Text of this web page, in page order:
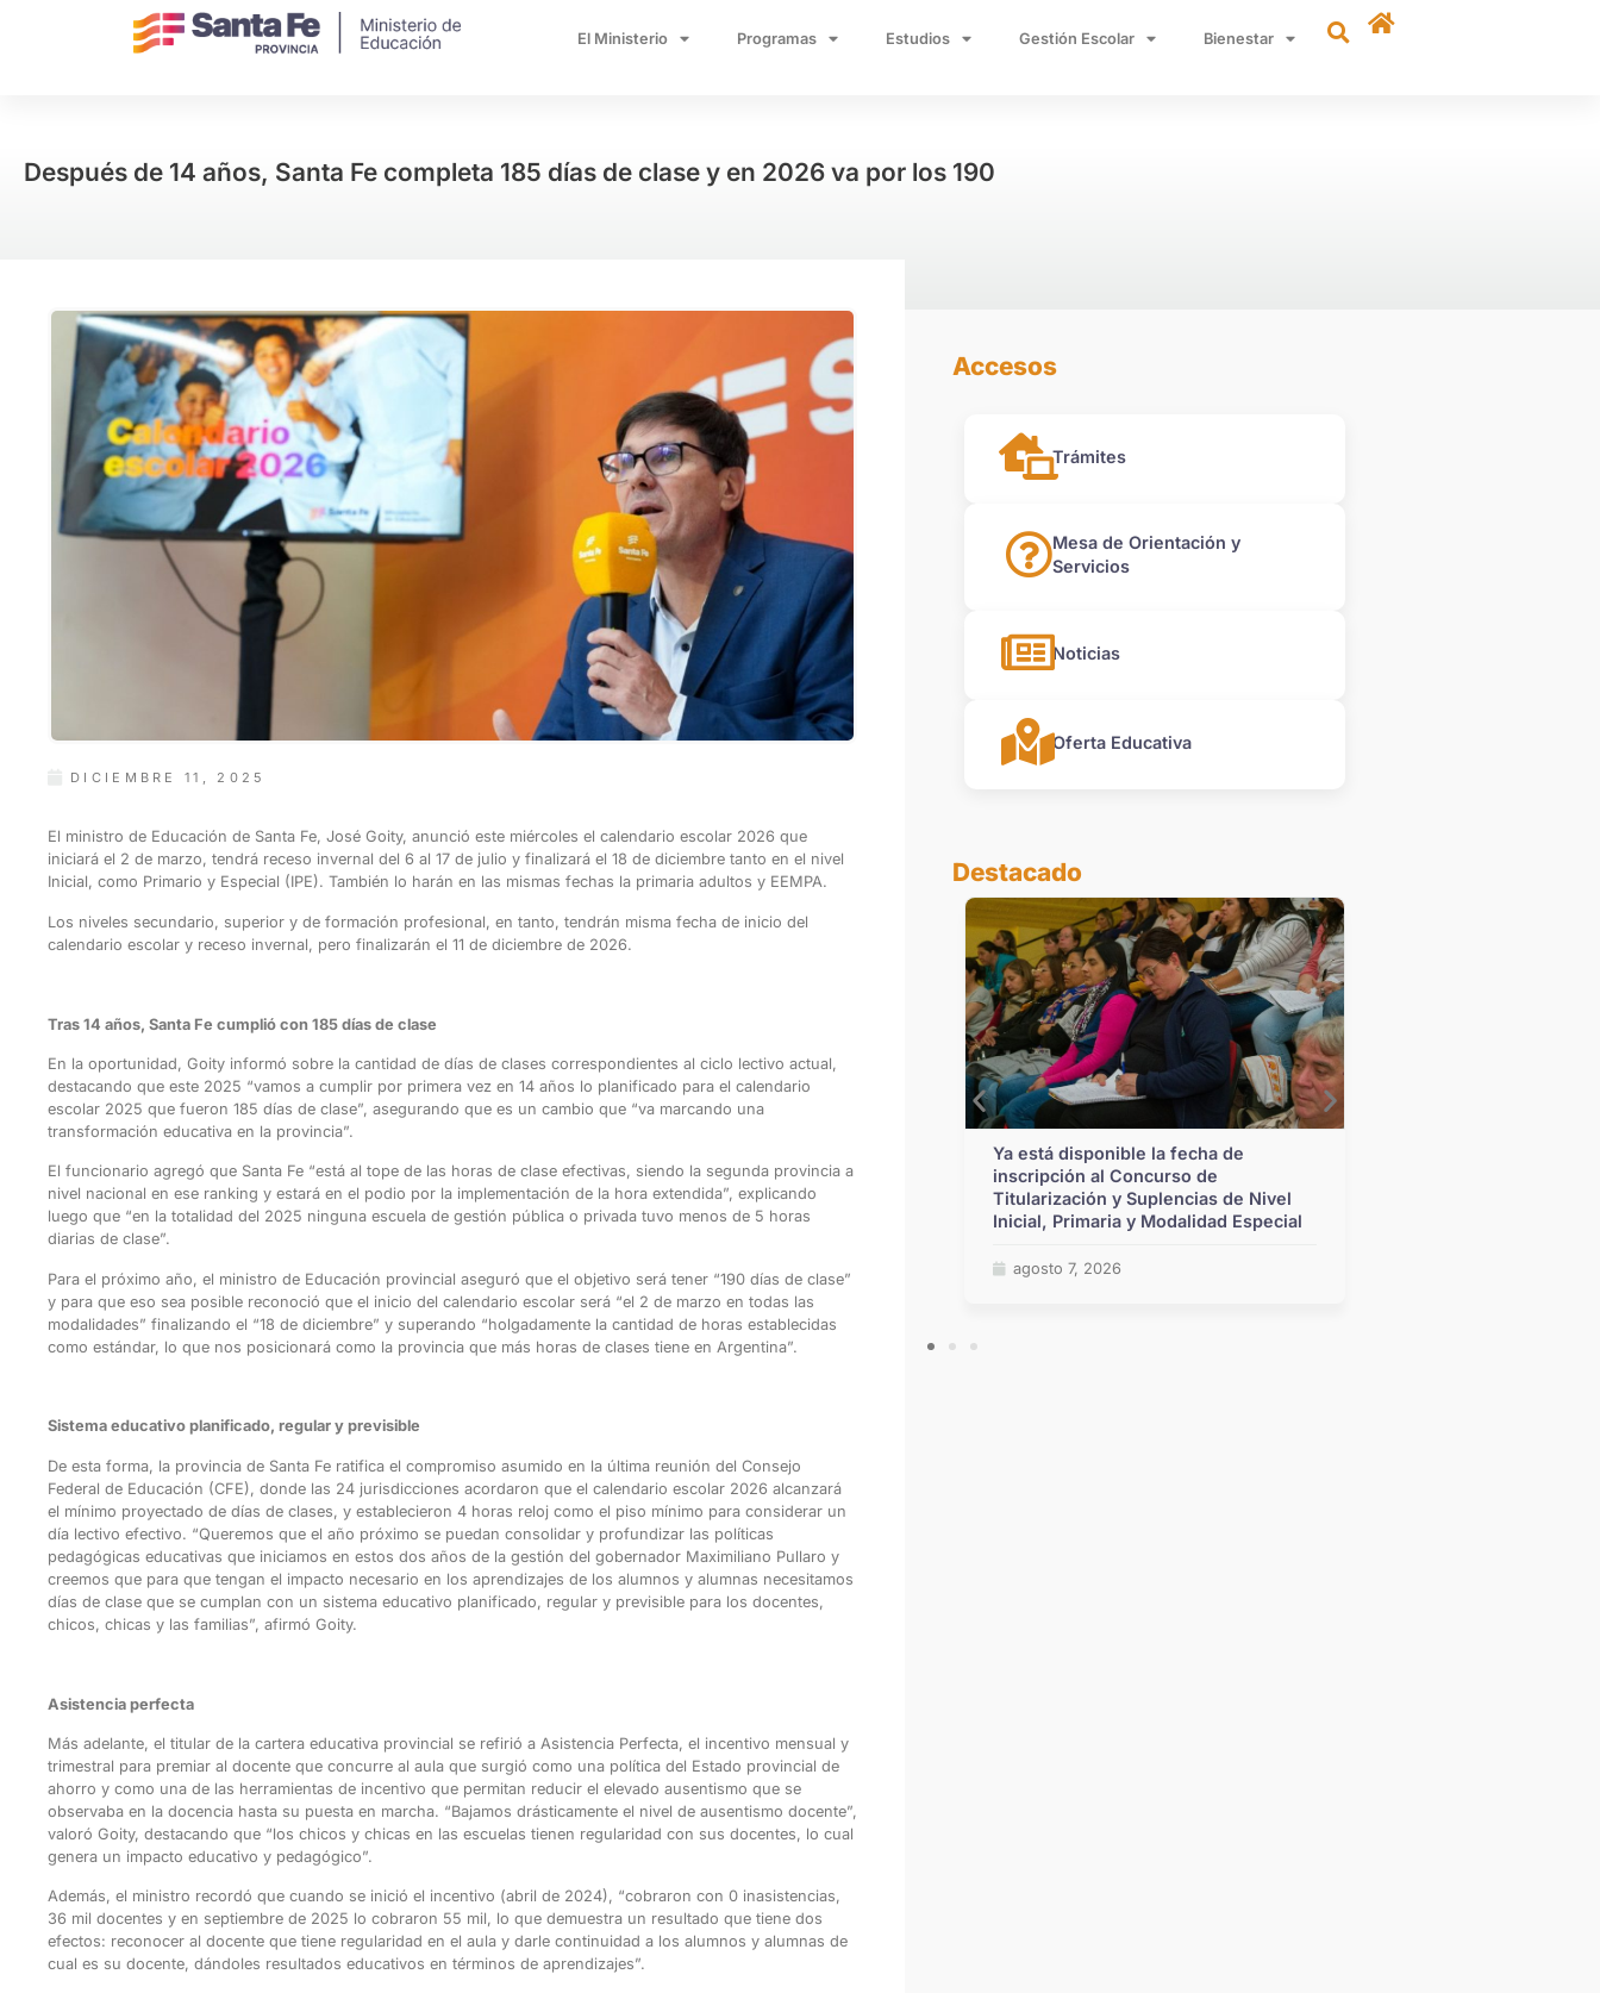
El Ministerio Programas Estudios Gestión Escolar Bienestar
Después de 14 años, Santa Fe completa 185 días de clase y en 2026 va por los 190
DICIEMBRE 11, 2025
El ministro de Educación de Santa Fe, José Goity, anunció este miércoles el calendario escolar 2026 que
iniciará el 2 de marzo, tendrá receso invernal del 6 al 17 de julio y finalizará el 18 de diciembre tanto en el nivel
Inicial, como Primario y Especial (IPE). También lo harán en las mismas fechas la primaria adultos y EEMPA.
Los niveles secundario, superior y de formación profesional, en tanto, tendrán misma fecha de inicio del
calendario escolar y receso invernal, pero finalizarán el 11 de diciembre de 2026.
Tras 14 años, Santa Fe cumplió con 185 días de clase
En la oportunidad, Goity informó sobre la cantidad de días de clases correspondientes al ciclo lectivo actual,
destacando que este 2025 “vamos a cumplir por primera vez en 14 años lo planificado para el calendario
escolar 2025 que fueron 185 días de clase”, asegurando que es un cambio que “va marcando una
transformación educativa en la provincia”.
El funcionario agregó que Santa Fe “está al tope de las horas de clase efectivas, siendo la segunda provincia a
nivel nacional en ese ranking y estará en el podio por la implementación de la hora extendida”, explicando
luego que “en la totalidad del 2025 ninguna escuela de gestión pública o privada tuvo menos de 5 horas
diarias de clase”.
Para el próximo año, el ministro de Educación provincial aseguró que el objetivo será tener “190 días de clase”
y para que eso sea posible reconoció que el inicio del calendario escolar será “el 2 de marzo en todas las
modalidades” finalizando el “18 de diciembre” y superando “holgadamente la cantidad de horas establecidas
como estándar, lo que nos posicionará como la provincia que más horas de clases tiene en Argentina”.
Sistema educativo planificado, regular y previsible
De esta forma, la provincia de Santa Fe ratifica el compromiso asumido en la última reunión del Consejo
Federal de Educación (CFE), donde las 24 jurisdicciones acordaron que el calendario escolar 2026 alcanzará
el mínimo proyectado de días de clases, y establecieron 4 horas reloj como el piso mínimo para considerar un
día lectivo efectivo. “Queremos que el año próximo se puedan consolidar y profundizar las políticas
pedagógicas educativas que iniciamos en estos dos años de la gestión del gobernador Maximiliano Pullaro y
creemos que para que tengan el impacto necesario en los aprendizajes de los alumnos y alumnas necesitamos
días de clase que se cumplan con un sistema educativo planificado, regular y previsible para los docentes,
chicos, chicas y las familias”, afirmó Goity.
Asistencia perfecta
Más adelante, el titular de la cartera educativa provincial se refirió a Asistencia Perfecta, el incentivo mensual y
trimestral para premiar al docente que concurre al aula que surgió como una política del Estado provincial de
ahorro y como una de las herramientas de incentivo que permitan reducir el elevado ausentismo que se
observaba en la docencia hasta su puesta en marcha. “Bajamos drásticamente el nivel de ausentismo docente”,
valoró Goity, destacando que “los chicos y chicas en las escuelas tienen regularidad con sus docentes, lo cual
genera un impacto educativo y pedagógico”.
Además, el ministro recordó que cuando se inició el incentivo (abril de 2024), “cobraron con 0 inasistencias,
36 mil docentes y en septiembre de 2025 lo cobraron 55 mil, lo que demuestra un resultado que tiene dos
efectos: reconocer al docente que tiene regularidad en el aula y darle continuidad a los alumnos y alumnas de
cual es su docente, dándoles resultados educativos en términos de aprendizajes”.
Accesos
Trámites
Mesa de Orientación y
Servicios
Noticias
Oferta Educativa
Destacado
vacantes y escalafones provisorios de
traslado para Educación Inicial,
Primaria y Modalidad Especial
julio 29, 2026
Ya está disponible la fecha de
inscripción al Concurso de
Titularización y Suplencias de Nivel
Inicial, Primaria y Modalidad Especial
agosto 7, 2026